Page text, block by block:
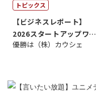
トピックス
【ビジネスレポート】
2026スタートアップワー
ルドカップ東京
優勝は（株）カウシェ